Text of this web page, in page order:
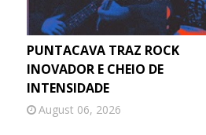
PUNTACAVA TRAZ ROCK
INOVADOR E CHEIO DE
INTENSIDADE
August 06, 2026